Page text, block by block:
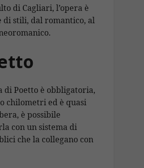
di Cagliari, l’opera è
di stili, dal romantico, al
di Poetto è obbligatoria,
chilometri ed è quasi
è possibile
con un sistema di
che la collegano con